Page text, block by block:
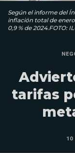
Según el informe del
inflación total de
0,9 % de 2024.FOTO:
tarifas
10